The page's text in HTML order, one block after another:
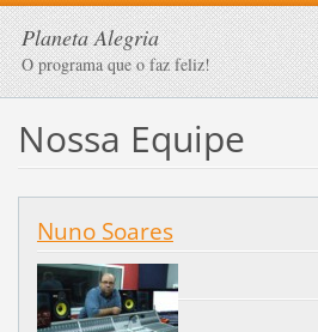
Planeta Alegria
O programa que o faz feliz!
Nossa Equipe
Nuno Soares